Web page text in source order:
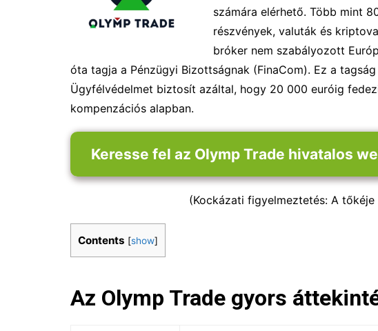
számára elérhető. Több mint
részvények, valuták és
bróker nem szabályozott
óta tagja a Pénzügyi Bizottságnak (FinaCom). Ez a
Ügyfélvédelmet biztosít azáltal, hogy 20 000 euróig
kompenzációs alapban.
Keresse fel az Olymp Trade hivatalos
(Kockázati figyelmeztetés: A tőkéje
Contents [show]
Az Olymp Trade gyors